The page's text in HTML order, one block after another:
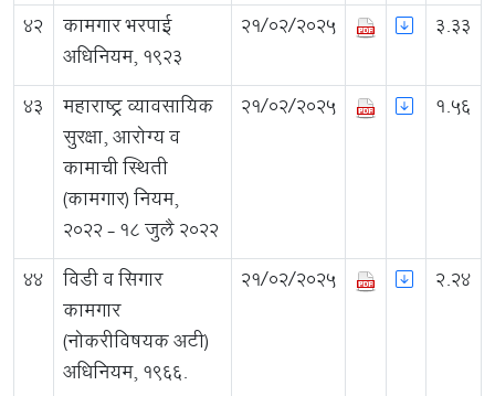
42 कामगार भरपाई
अधिनियम, १९२३
21/02/2025 3.33
43 महाराष्ट्र व्यावसायिक
सुरक्षा, आरोग्य व
कामाची स्थिती
(कामगार) नियम,
२०२२ - १८ जुलै २०२२
21/02/2025 1.56
44 विडी व सिगार
कामगार
(नोकरीविषयक अटी)
अधिनियम, १९६६.
21/02/2025 2.24